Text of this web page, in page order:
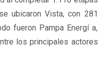
ubicaron Vista, con 281
fueron Pampa Energí a,
los principales actores